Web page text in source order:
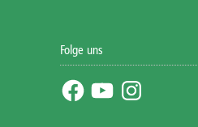
Folge uns